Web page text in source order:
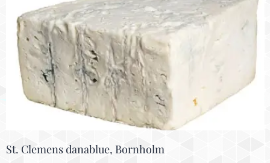
St. Clemens danablue, Bornholm